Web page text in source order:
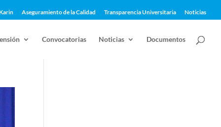
Aseguramiento de la Calidad Transparencia Universitaria Noticias
Convocatorias Noticias Documentos